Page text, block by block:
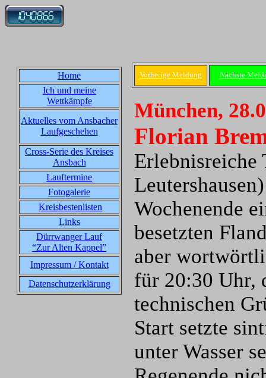
Home
Ich und meine
Wettkämpfe
Aktuelles vom Ansbacher
Laufgeschehen
Cross-Serie des Kreises
Ansbach
Lauftermine
Fotogalerie
Kreisbestenlisten
Links
Dürrwanger Lauf
“Zur Alten Kappel”
Impressum / Kontakt
Datenschutzerklärung
Vorherige Meldung Nächste
München,
Florian
Erlebnisreiche
Wochenende
besetzten
aber
für 20:30 Uhr,
technischen
Start setzte
unter Wasser